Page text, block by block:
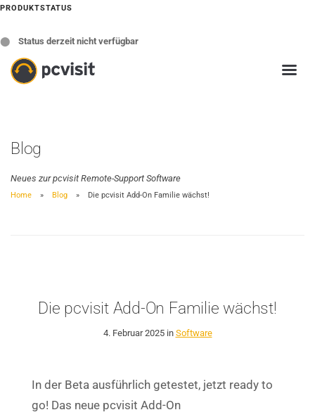
PRODUKTSTATUS
⬤ Status derzeit nicht verfügbar
Blog
Neues zur pcvisit Remote-Support Software
Home Blog Die pcvisit Add-On Familie wächst!
Die pcvisit Add-On Familie wächst!
4. Februar 2025 in Software
In der Beta ausführlich getestet, jetzt ready to
go! Das neue pcvisit Add-On